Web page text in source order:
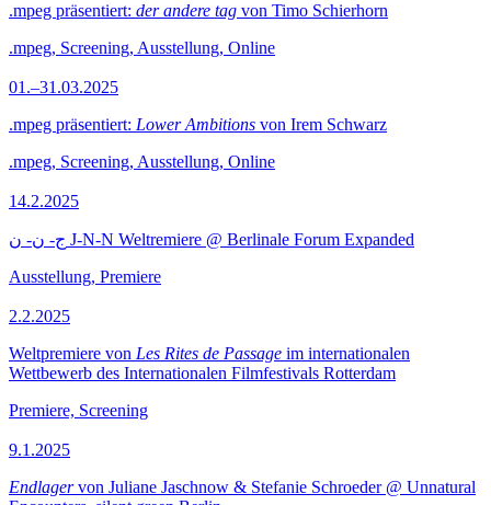
.mpeg präsentiert: der andere tag von Timo Schierhorn
.mpeg, Screening, Ausstellung, Online
01.–31.03.2025
.mpeg präsentiert: Lower Ambitions von Irem Schwarz
.mpeg, Screening, Ausstellung, Online
14.2.2025
ج- ن- ن J-N-N Weltremiere @ Berlinale Forum Expanded
Ausstellung, Premiere
2.2.2025
Weltpremiere von Les Rites de Passage im internationalen
Wettbewerb des Internationalen Filmfestivals Rotterdam
Premiere, Screening
9.1.2025
Endlagervon Juliane Jaschnow & Stefanie Schroeder @ Unnatural